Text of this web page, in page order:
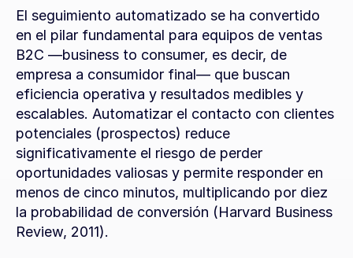
El seguimiento automatizado se ha convertido
en el pilar fundamental para equipos de ventas
B2C —business to consumer, es decir, de
empresa a consumidor final— que buscan
eficiencia operativa y resultados medibles y
escalables. Automatizar el contacto con clientes
potenciales (prospectos) reduce
significativamente el riesgo de perder
oportunidades valiosas y permite responder en
menos de cinco minutos, multiplicando por diez
la probabilidad de conversión (Harvard Business
Review, 2011).